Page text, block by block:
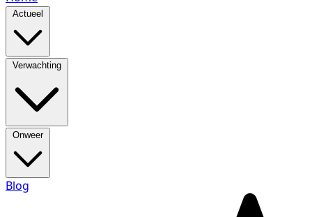
Actueel
Verwachting
Onweer
Blog